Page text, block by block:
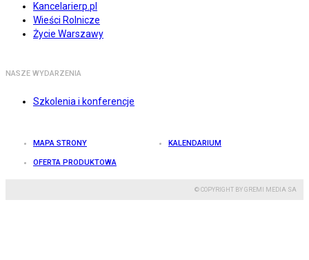
Kancelarierp.pl
Wieści Rolnicze
Życie Warszawy
NASZE WYDARZENIA
Szkolenia i konferencje
MAPA STRONY KALENDARIUM
OFERTA PRODUKTOWA
© COPYRIGHT BY GREMI MEDIA SA